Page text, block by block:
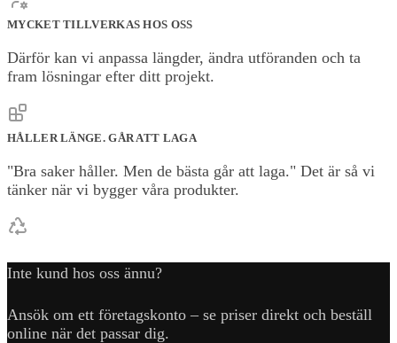
MYCKET TILLVERKAS HOS OSS
Därför kan vi anpassa längder, ändra utföranden och ta
fram lösningar efter ditt projekt.
HÅLLER LÄNGE. GÅR ATT LAGA
"Bra saker håller. Men de bästa går att laga." Det är så vi
tänker när vi bygger våra produkter.
Inte kund hos oss ännu?
Ansök om ett företagskonto – se priser direkt och beställ
online när det passar dig.